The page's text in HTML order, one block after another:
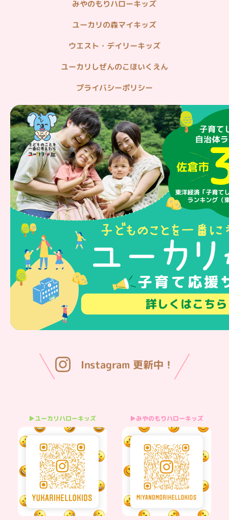
みやのもりハローキッズ
ユーカリの森マイキッズ
ウエスト・デイリーキッズ
ユーカリしぜんのこほいくえん
プライバシーポリシー
Instagram 更新中！
▶ユーカリハローキッズ ▶みやのもりハローキッズ